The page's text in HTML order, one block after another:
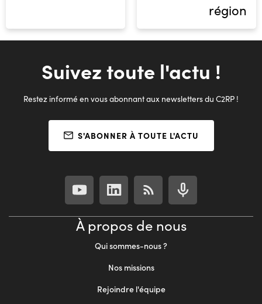
région
Suivez toute l'actu !
Restez informé en vous abonnant aux newsletters du C2RP !
S'ABONNER À TOUTE L'ACTU
À propos de nous
Qui sommes-nous ?
Nos missions
Rejoindre l'équipe